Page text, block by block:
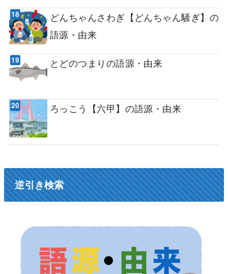
どんちゃんさわぎ【どんちゃん騒ぎ】の
語源・由来
とどのつまりの語源・由来
ろっこう【六甲】の語源・由来
逆引き検索